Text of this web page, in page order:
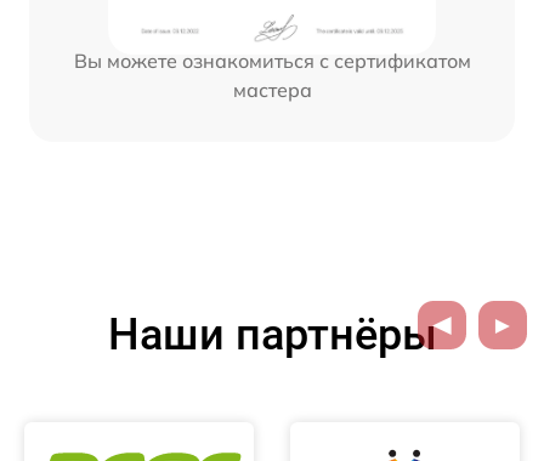
Вы можете ознакомиться с сертификатом
мастера
Наши партнёры